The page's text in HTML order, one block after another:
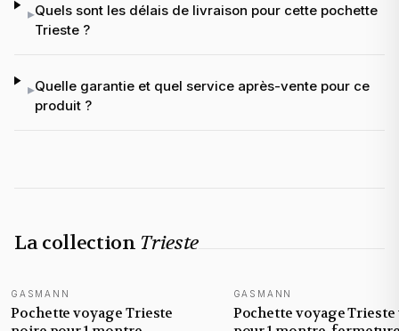
▸Quels sont les délais de livraison pour cette pochette
Trieste ?
▸Quelle garantie et quel service après-vente pour ce
produit ?
La collection Trieste
NOUVEAUTÉ
GASMANN
Pochette voyage Trieste
NOUVEAUTÉ
GASMANN
Pochette voyage